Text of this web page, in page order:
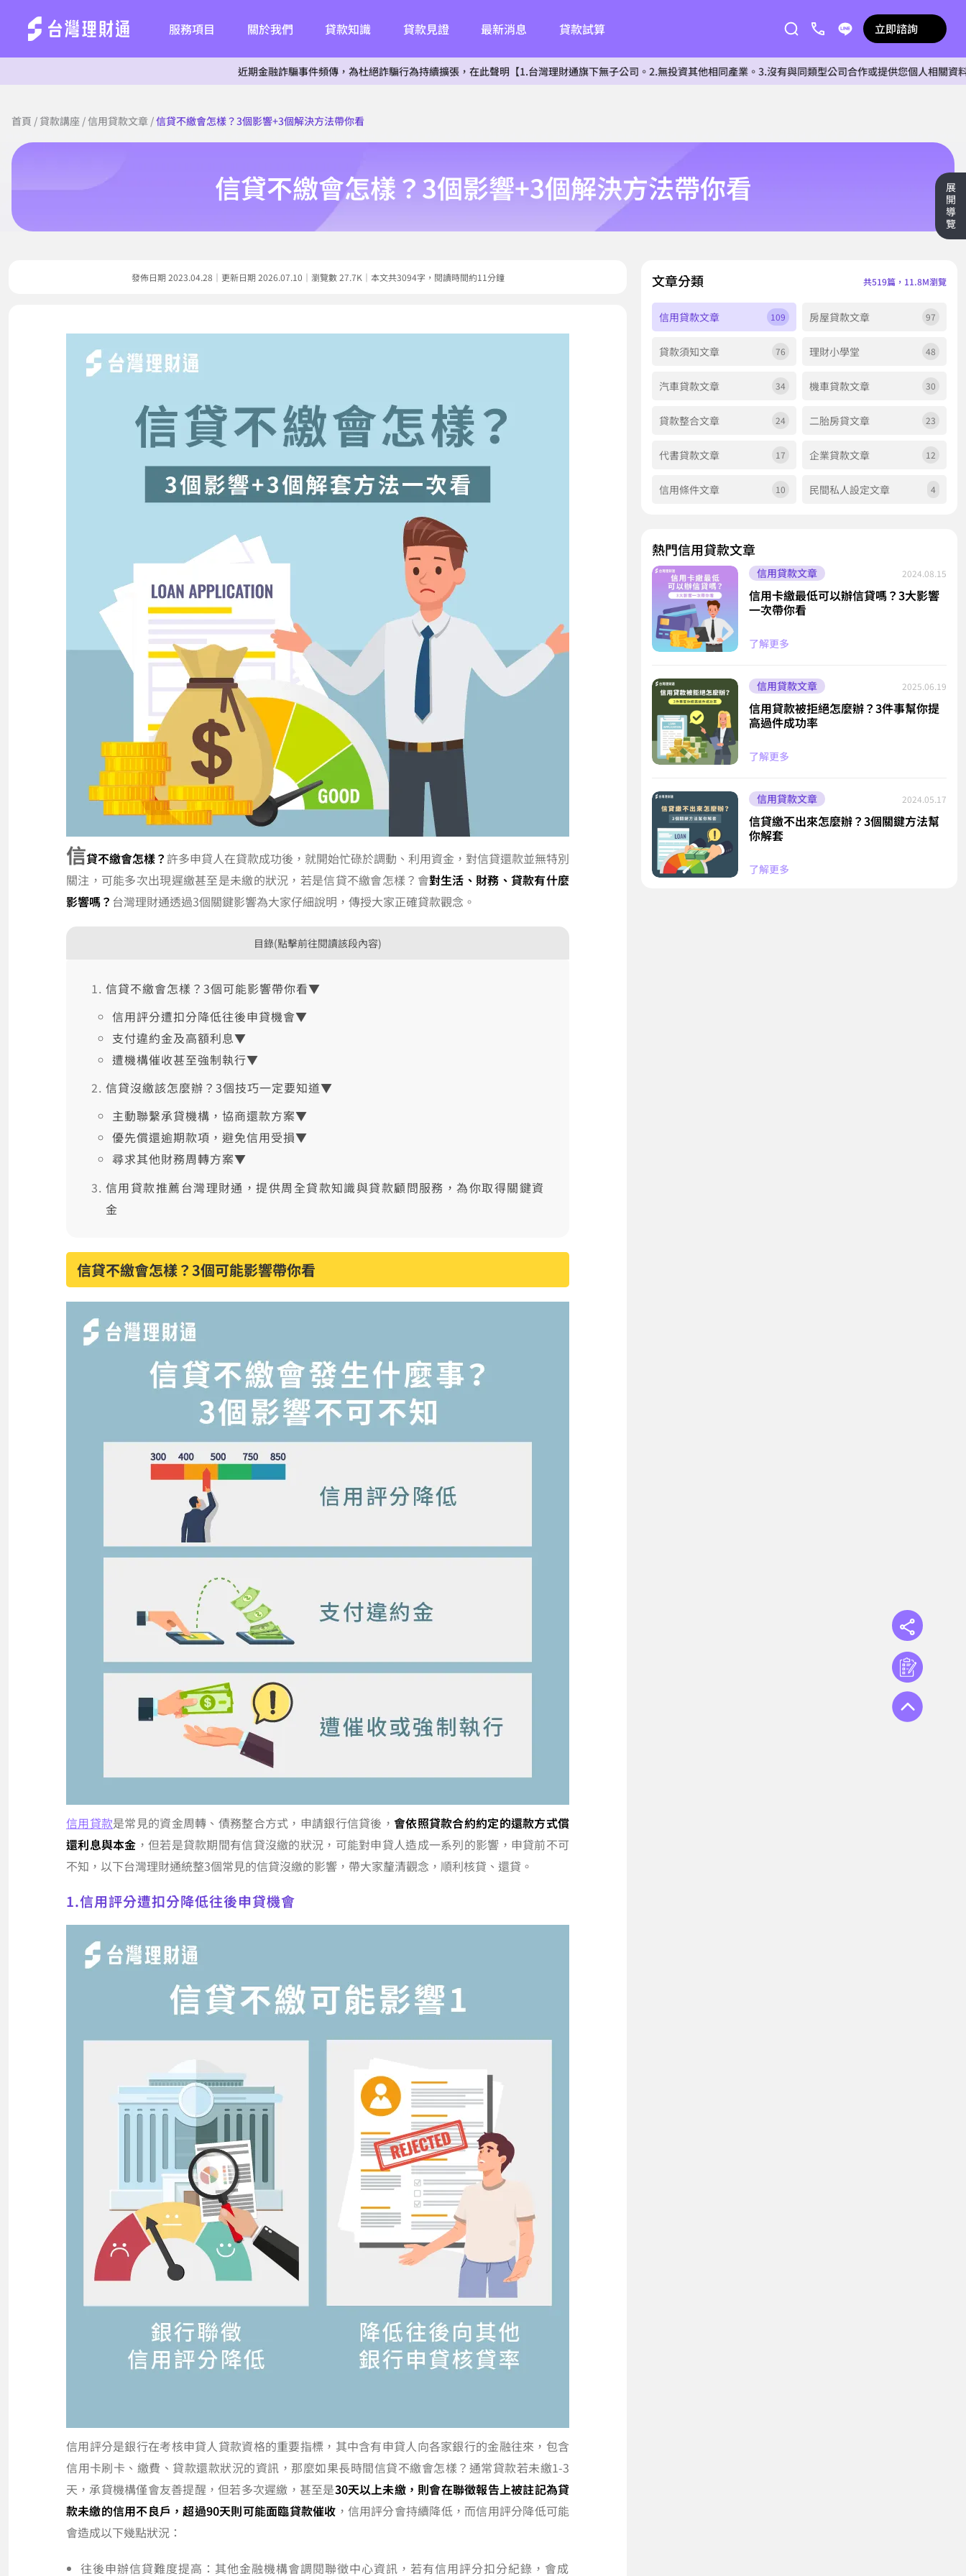
服務項目 關於我們 貸款知識 貸款見證 最新消息 貸款試算 立即諮詢
近期金融詐騙事件頻傳，為杜絕詐騙行為持續擴張，在此聲明【1.台灣理財通旗下無子公司。2.無投資其他相同產業。3.沒有與同類型公司合作或提供您個人相關資料給任
首頁 / 貸款講座 /信用貸款文章 /信貸不繳會怎樣？3個影響+3個解決方法帶你看
信貸不繳會怎樣？3個影響+3個解決方法帶你看
發佈日期 2023.04.28｜更新日期 2026.07.10｜瀏覽數 27.7K｜本文共3094字，閱讀時間約11分鐘
信貸不繳會怎樣？許多申貸人在貸款成功後，就開始忙碌於調動、利用資金，對信貸還款並無特別
關注，可能多次出現遲繳甚至是未繳的狀況，若是信貸不繳會怎樣？會對生活、財務、貸款有什麼
影響嗎？ 台灣理財通透過3個關鍵影響為大家仔細說明，傳授大家正確貸款觀念。
目錄(點擊前往閱讀該段內容)
信貸不繳會怎樣？3個可能影響帶你看▼
信用評分遭扣分降低往後申貸機會▼
支付違約金及高額利息▼
遭機構催收甚至強制執行▼
信貸沒繳該怎麼辦？3個技巧一定要知道▼
主動聯繫承貸機構，協商還款方案▼
優先償還逾期款項，避免信用受損▼
尋求其他財務周轉方案▼
信用貸款推薦台灣理財通，提供周全貸款知識與貸款顧問服務，為你取得關鍵資
金
信貸不繳會怎樣？3個可能影響帶你看
信用貸款是常見的資金周轉、債務整合方式，申請銀行信貸後，會依照貸款合約約定的還款方式償
還利息與本金 ，但若是貸款期間有信貸沒繳的狀況，可能對申貸人造成一系列的影響，申貸前不可
不知，以下台灣理財通統整3個常見的信貸沒繳的影響，帶大家釐清觀念，順利核貸、還貸。
1.信用評分遭扣分降低往後申貸機會
信用評分是銀行在考核申貸人貸款資格的重要指標，其中含有申貸人向各家銀行的金融往來，包含
信用卡刷卡、繳費、貸款還款狀況的資訊，那麼如果長時間信貸不繳會怎樣？通常貸款若未繳1-3
天，承貸機構僅會友善提醒，但若多次遲繳，甚至是30天以上未繳，則會在聯徵報告上被註記為貸
款未繳的信用不良戶，超過90天則可能面臨貸款催收 ，信用評分會持續降低，而信用評分降低可能
會造成以下幾點狀況：
往後申辦信貸難度提高：其他金融機構會調閱聯徵中心資訊，若有信用評分扣分紀錄，會成
文章分類 共519篇，11.8M瀏覽
信用貸款文章 109 房屋貸款文章 97
貸款須知文章 76 理財小學堂 48
汽車貸款文章 34 機車貸款文章 30
貸款整合文章 24 二胎房貸文章 23
代書貸款文章 17 企業貸款文章 12
信用條件文章 10 民間私人設定文章 4
熱門信用貸款文章
信用貸款文章 2024.08.15
信用卡繳最低可以辦信貸嗎？3大影響
一次帶你看
了解更多
信用貸款文章 2025.06.19
信用貸款被拒絕怎麼辦？3件事幫你提
高過件成功率
了解更多
信用貸款文章 2024.05.17
信貸繳不出來怎麼辦？3個關鍵方法幫
你解套
了解更多
展
開
導
覽